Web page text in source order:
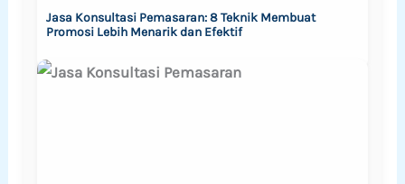
Jasa Konsultasi Pemasaran: 8 Teknik Membuat
Promosi Lebih Menarik dan Efektif